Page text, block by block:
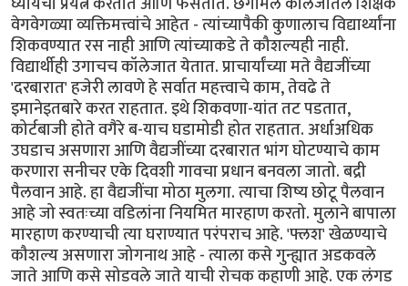
वेगवेगळ्या व्यक्तिमत्त्वांचे आहेत - त्यांच्यापैकी कुणालाच विद्यार्थ्यांना
शिकवण्यात रस नाही आणि त्यांच्याकडे ते कौशल्यही नाही.
विद्यार्थीही उगाचच कॉलेजात येतात. प्राचार्यांच्या मते वैद्यजींच्या
'दरबारात' हजेरी लावणे हे सर्वात महत्त्वाचे काम, तेवढे ते
इमानेइतबारे करत राहतात. इथे शिकवणा-यांत तट पडतात,
कोर्टबाजी होते वगैरे ब-याच घडामोडी होत राहतात. अर्धाअधिक
उघडाच असणारा आणि वैद्यजींच्या दरबारात भांग घोटण्याचे काम
करणारा सनीचर एके दिवशी गावचा प्रधान बनवला जातो. बद्री
पैलवान आहे. हा वैद्यजींचा मोठा मुलगा. त्याचा शिष्य छोटू पैलवान
आहे जो स्वतःच्या वडिलांना नियमित मारहाण करतो. मुलाने बापाला
मारहाण करण्याची त्या घराण्यात परंपराच आहे. 'फ्लश' खेळण्याचे
कौशल्य असणारा जोगनाथ आहे - त्याला कसे गुन्ह्यात अडकवले
जाते आणि कसे सोडवले जाते याची रोचक कहाणी आहे. एक लंगड